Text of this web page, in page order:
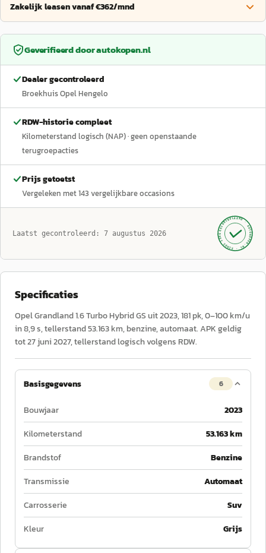
Zakelijk leasen vanaf €362/mnd
Geverifieerd doorautokopen.nl
Dealer gecontroleerd
Broekhuis Opel Hengelo
RDW-historie compleet
Kilometerstand logisch (NAP)· geen openstaande
terugroepacties
Prijs getoetst
Vergeleken met143 vergelijkbare occasions
Laatst gecontroleerd: 7 augustus 2026 GECONTROLEERD ·
AUTOKOPEN.NL
· SINDS 1999 ·
Specificaties
Opel Grandland 1.6 Turbo Hybrid GS uit 2023, 181 pk, 0–100 km/u
in 8,9 s, tellerstand 53.163 km, benzine, automaat. APK geldig
tot 27 juni 2027, tellerstand logisch volgens RDW.
Basisgegevens 6
Bouwjaar
2023
Kilometerstand
53.163 km
Brandstof
Benzine
Transmissie
Automaat
Carrosserie
Suv
Kleur
Grijs